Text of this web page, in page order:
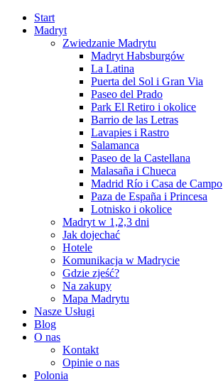
Start
Madryt
Zwiedzanie Madrytu
Madryt Habsburgów
La Latina
Puerta del Sol i Gran Via
Paseo del Prado
Park El Retiro i okolice
Barrio de las Letras
Lavapies i Rastro
Salamanca
Paseo de la Castellana
Malasaña i Chueca
Madrid Río i Casa de Campo
Paza de España i Princesa
Lotnisko i okolice
Madryt w 1,2,3 dni
Jak dojechać
Hotele
Komunikacja w Madrycie
Gdzie zjeść?
Na zakupy
Mapa Madrytu
Nasze Usługi
Blog
O nas
Kontakt
Opinie o nas
Polonia